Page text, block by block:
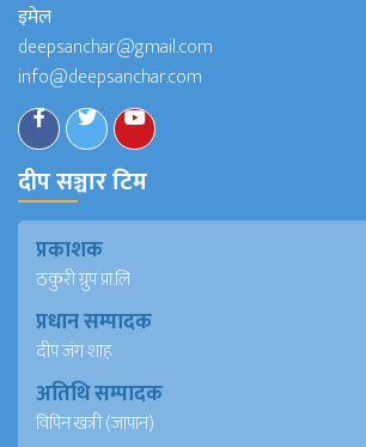
इमेल
deepsanchar@gmail.com
info@deepsanchar.com
दीप सञ्चार टिम
प्रकाशक
ठकुरी ग्रुप प्रा.लि
प्रधान सम्पादक
दीप जंग शाह
अतिथि सम्पादक
विपिन खत्री (जापान)